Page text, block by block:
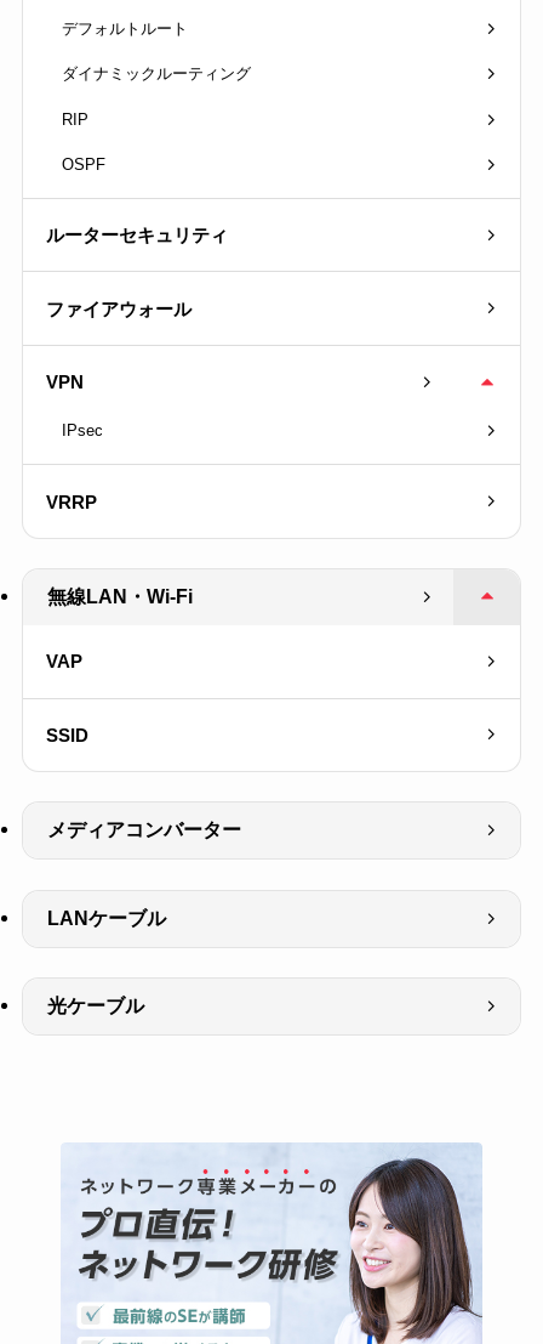
デフォルトルート
ダイナミックルーティング
RIP
OSPF
ルーターセキュリティ
ファイアウォール
VPN
IPsec
VRRP
無線LAN・Wi-Fi
VAP
SSID
メディアコンバーター
LANケーブル
光ケーブル